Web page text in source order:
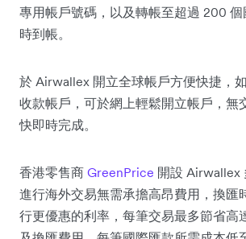
專用帳戶號碼，以及轉帳至超過 200 個
時到帳。
於 Airwallex 開立全球帳戶方便快捷，
收款帳戶，可於網上輕鬆開立帳戶，無
快即時完成。
香港零售商 GreenPrice 開設 Airwallex
進行海外交易無需承擔高昂費用，換匯
行更優惠的利率，每筆交易最多節省高